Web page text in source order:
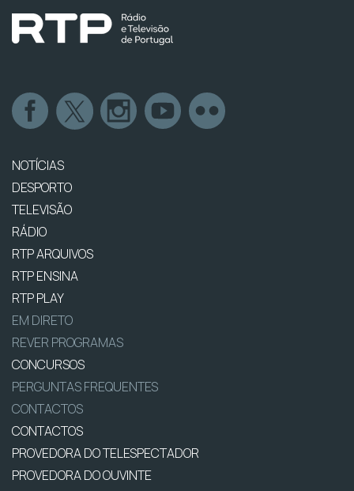
NOTÍCIAS
DESPORTO
TELEVISÃO
RÁDIO
RTP ARQUIVOS
RTP ENSINA
RTP PLAY
EM DIRETO
REVER PROGRAMAS
CONCURSOS
PERGUNTAS FREQUENTES
CONTACTOS
CONTACTOS
PROVEDORA DO TELESPECTADOR
PROVEDORA DO OUVINTE